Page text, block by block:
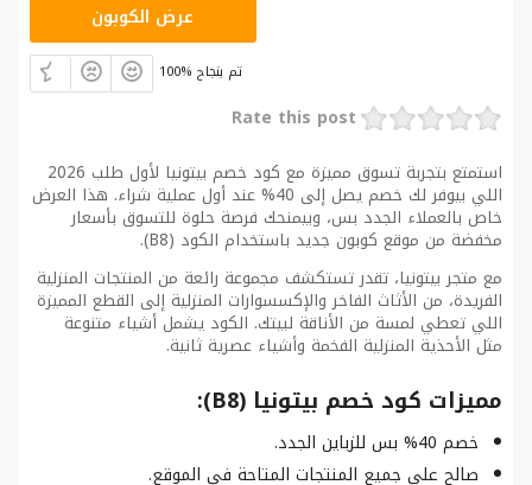
عرض الكوبون
100% تم بنجاح
Rate this post
استمتع بتجربة تسوق مميزة مع كود خصم بيتونيا لأول طلب 2026
اللي بيوفر لك خصم يصل إلى 40% عند أول عملية شراء. هذا العرض
خاص بالعملاء الجدد بس، وبيمنحك فرصة حلوة للتسوق بأسعار
مخفضة من موقع كوبون جديد باستخدام الكود (B8).
مع متجر بيتونيا، تقدر تستكشف مجموعة رائعة من المنتجات المنزلية
الفريدة، من الأثاث الفاخر والإكسسوارات المنزلية إلى القطع المميزة
اللي تعطي لمسة من الأناقة لبيتك. الكود يشمل أشياء متنوعة
مثل الأحذية المنزلية الفخمة وأشياء عصرية ثانية.
مميزات كود خصم بيتونيا (B8):
خصم 40% بس للزباين الجدد.
صالح على جميع المنتجات المتاحة في الموقع.